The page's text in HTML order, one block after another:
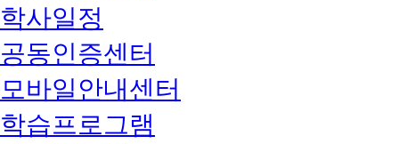
학사일정
공동인증센터
모바일안내센터
학습프로그램